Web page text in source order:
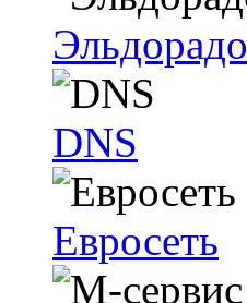
Эльдорадо
DNS
Евросеть